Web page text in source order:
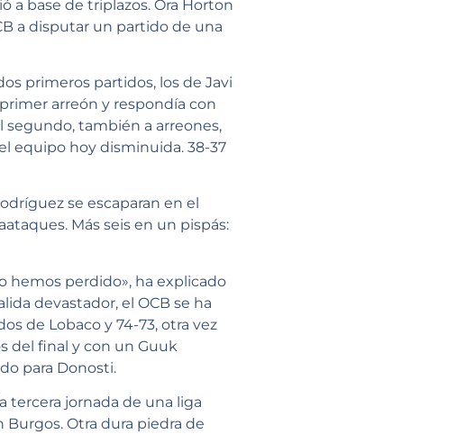
a base de triplazos. Ora Horton
a disputar un partido de una
primeros partidos, los de Javi
arreón y respondía con
segundo, también a arreones,
equipo hoy disminuida. 38-37
se escaparan en el
Más seis en un pispás:
hemos perdido», ha explicado
devastador, el OCB se ha
de Lobaco y 74-73, otra vez
del final y con un Guuk
para Donosti.
tercera jornada de una liga
Burgos. Otra dura piedra de